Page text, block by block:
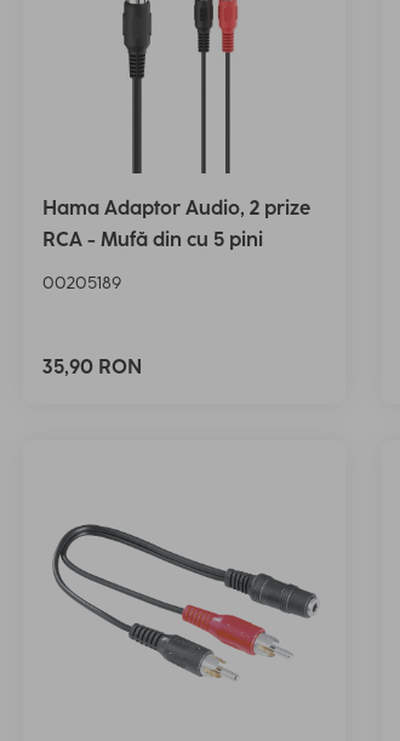
Hama Adaptor Audio, 2 prize
RCA - Mufă din cu 5 pini
00205189
35,90 RON